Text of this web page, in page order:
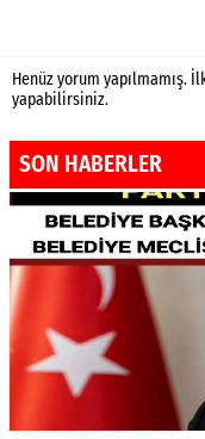
Henüz yorum yapılmamış.
yapabilirsiniz.
SON HABERLER